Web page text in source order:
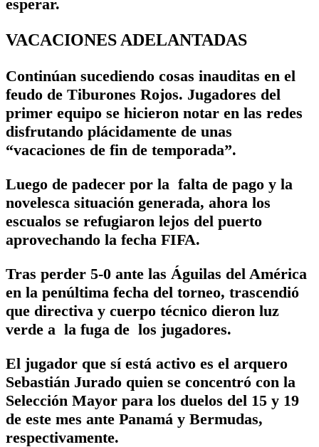
esperar.
VACACIONES ADELANTADAS
Continúan sucediendo cosas inauditas en el
feudo de Tiburones Rojos. Jugadores del
primer equipo se hicieron notar en las redes
disfrutando plácidamente de unas
“vacaciones de fin de temporada”.
Luego de padecer por la falta de pago y la
novelesca situación generada, ahora los
escualos se refugiaron lejos del puerto
aprovechando la fecha FIFA.
Tras perder 5-0 ante las Águilas del América
en la penúltima fecha del torneo, trascendió
que directiva y cuerpo técnico dieron luz
verde a la fuga de los jugadores.
El jugador que sí está activo es el arquero
Sebastián Jurado quien se concentró con la
Selección Mayor para los duelos del 15 y 19
de este mes ante Panamá y Bermudas,
respectivamente.